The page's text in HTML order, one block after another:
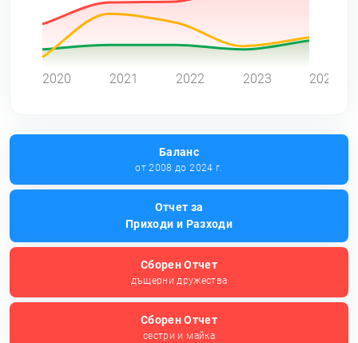
2020 2021 2022 2023 2024
Баланс
от 2008 до 2024 г.
Отчет за
Приходи и Разходи
Сборен Отчет
дъщерни дружества
Сборен Отчет
сестри и майка